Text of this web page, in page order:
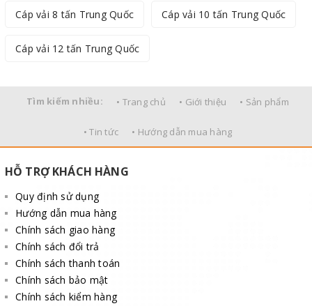
Cáp vải 8 tấn Trung Quốc Cáp vải 10 tấn Trung Quốc
Cáp vải 12 tấn Trung Quốc
Tìm kiếm nhiều: • Trang chủ • Giới thiệu • Sản phẩm
• Tin tức • Hướng dẫn mua hàng
HỖ TRỢ KHÁCH HÀNG
Quy định sử dụng
Hướng dẫn mua hàng
Chính sách giao hàng
Chính sách đổi trả
Chính sách thanh toán
Chính sách bảo mật
Chính sách kiểm hàng